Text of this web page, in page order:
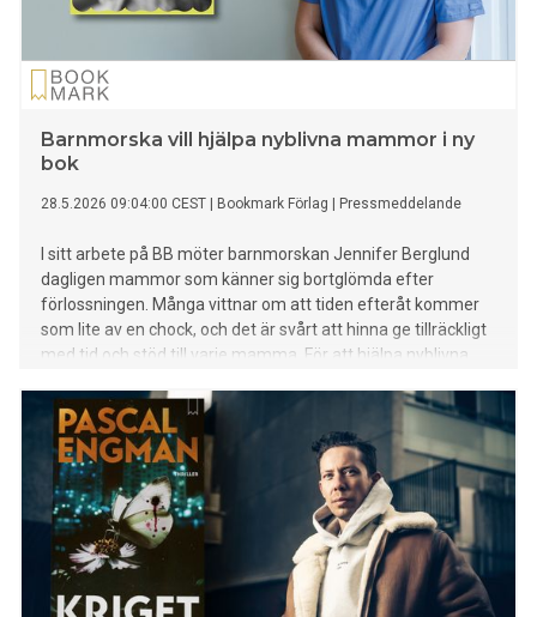
Barnmorska vill hjälpa nyblivna mammor i ny
bok
28.5.2026 09:04:00 CEST Bookmark Förlag Pressmeddelande
I sitt arbete på BB möter barnmorskan Jennifer Berglund
dagligen mammor som känner sig bortglömda efter
förlossningen. Många vittnar om att tiden efteråt kommer
som lite av en chock, och det är svårt att hinna ge tillräckligt
med tid och stöd till varje mamma. För att hjälpa nyblivna
boken Den fjärde trimestern som släpps den 28 maj.